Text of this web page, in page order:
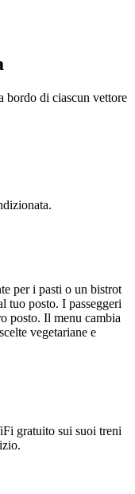
bordo di ciascun vettore
per i pasti o un bistrot
tuo posto. I passeggeri
posto. Il menu cambia
vegetariane e
gratuito sui suoi treni